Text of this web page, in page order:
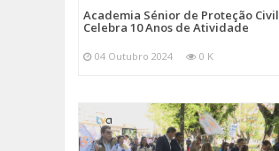
Academia Sénior de Proteção Civil
Celebra 10 Anos de Atividade
04 Outubro 2024 0 K